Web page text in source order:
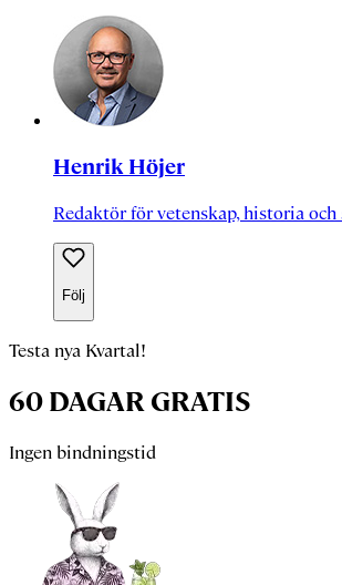
Henrik Höjer
Redaktör för vetenskap, historia och
Följ
Testa nya Kvartal!
60 DAGAR GRATIS
Ingen bindningstid